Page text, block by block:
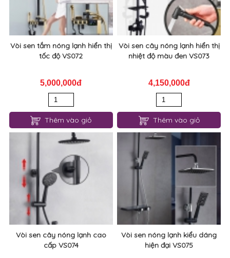
Vòi sen tắm nóng lạnh hiển thị
tốc độ VS072
5,000,000đ
Thêm vào giỏ
Vòi sen cây nóng lạnh hiển thị
nhiệt độ màu đen VS073
4,150,000đ
Thêm vào giỏ
Vòi sen cây nóng lạnh cao
cấp VS074
Vòi sen nóng lạnh kiểu dáng
hiện đại VS075